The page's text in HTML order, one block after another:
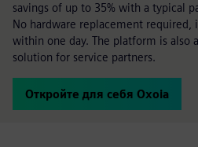
savings of up to 35% with a typical
No hardware replacement
within one day. The platform is also
solution for service partners.
Откройте для себя Oxoia